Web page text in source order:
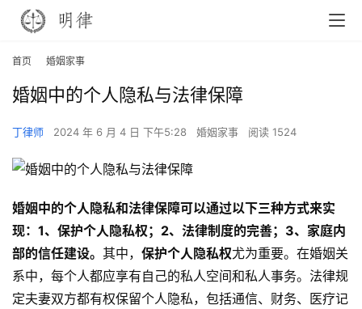
首页 婚姻家事
婚姻中的个人隐私与法律保障
丁律师 2024 年 6 月 4 日 下午5:28 婚姻家事 阅读 1524
婚姻中的个人隐私和法律保障可以通过以下三种方式来实
现：1、保护个人隐私权；2、法律制度的完善；3、家庭内
部的信任建设。 其中， 保护个人隐私权尤为重要。在婚姻关
系中，每个人都应享有自己的私人空间和私人事务。法律规
定夫妻双方都有权保留个人隐私，包括通信、财务、医疗记